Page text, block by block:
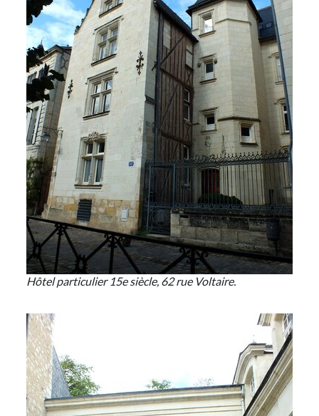
Hôtel particulier 15e siècle, 62 rue Voltaire.